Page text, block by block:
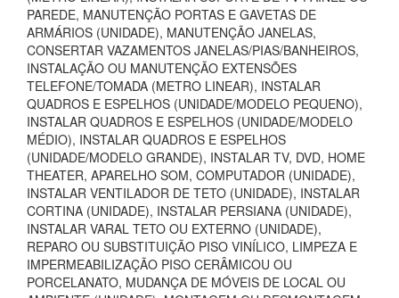
PAREDE, MANUTENÇÃO PORTAS E GAVETAS DE
ARMÁRIOS (UNIDADE), MANUTENÇÃO JANELAS,
CONSERTAR VAZAMENTOS JANELAS/PIAS/BANHEIROS,
INSTALAÇÃO OU MANUTENÇÃO EXTENSÕES
TELEFONE/TOMADA (METRO LINEAR), INSTALAR
QUADROS E ESPELHOS (UNIDADE/MODELO PEQUENO),
INSTALAR QUADROS E ESPELHOS (UNIDADE/MODELO
MÉDIO), INSTALAR QUADROS E ESPELHOS
(UNIDADE/MODELO GRANDE), INSTALAR TV, DVD, HOME
THEATER, APARELHO SOM, COMPUTADOR (UNIDADE),
INSTALAR VENTILADOR DE TETO (UNIDADE), INSTALAR
CORTINA (UNIDADE), INSTALAR PERSIANA (UNIDADE),
INSTALAR VARAL TETO OU EXTERNO (UNIDADE),
REPARO OU SUBSTITUIÇÃO PISO VINÍLICO, LIMPEZA E
IMPERMEABILIZAÇÃO PISO CERÂMICOU OU
PORCELANATO, MUDANÇA DE MÓVEIS DE LOCAL OU